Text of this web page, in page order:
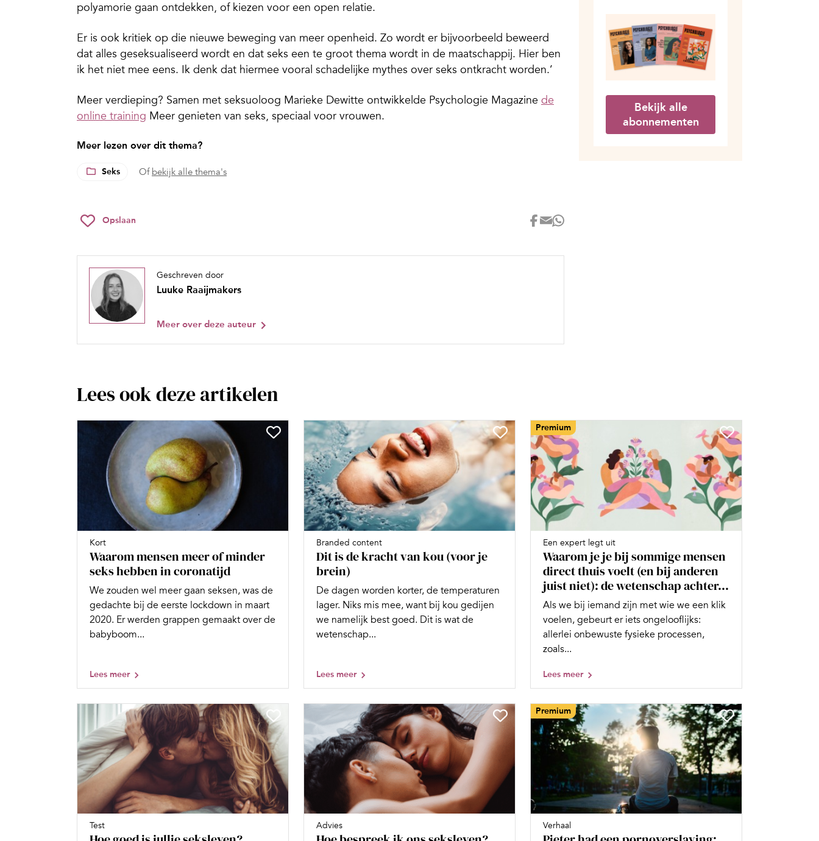
polyamorie gaan ontdekken, of kiezen voor een open relatie.
Er is ook kritiek op die nieuwe beweging van meer openheid. Zo wordt er bijvoorbeeld beweerd
dat alles geseksualiseerd wordt en dat seks een te groot thema wordt in de maatschappij. Hier ben
ik het niet mee eens. Ik denk dat hiermee vooral schadelijke mythes over seks ontkracht worden.’
Meer verdieping? Samen met seksuoloog Marieke Dewitte ontwikkelde Psychologie Magazine de
online training Meer genieten van seks, speciaal voor vrouwen.
Meer lezen over dit thema?
Seks Of bekijk alle thema's
Opslaan
Geschreven door
Luuke Raaijmakers
Meer over deze auteur
Bekijk alle
abonnementen
Lees ook deze artikelen
Kort
Waarom mensen meer of minder
seks hebben in coronatijd
We zouden wel meer gaan seksen, was de
gedachte bij de eerste lockdown in maart
2020. Er werden grappen gemaakt over de
babyboom...
Lees meer
Branded content
Dit is de kracht van kou (voor je
brein)
De dagen worden korter, de temperaturen
lager. Niks mis mee, want bij kou gedijen
we namelijk best goed. Dit is wat de
wetenschap...
Lees meer
Premium
Een expert legt uit
Waarom je je bij sommige mensen
direct thuis voelt (en bij anderen
juist niet): de wetenschap achter...
Als we bij iemand zijn met wie we een klik
voelen, gebeurt er iets ongelooflijks:
allerlei onbewuste fysieke processen,
zoals...
Lees meer
Test Advies
Premium
Verhaal